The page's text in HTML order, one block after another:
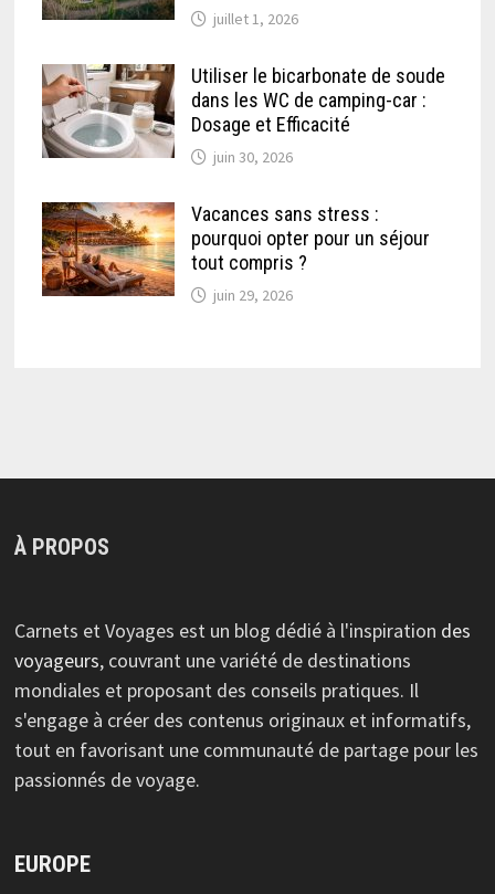
juillet 1, 2026
Utiliser le bicarbonate de soude
dans les WC de camping-car :
Dosage et Efficacité
juin 30, 2026
Vacances sans stress :
pourquoi opter pour un séjour
tout compris ?
juin 29, 2026
À PROPOS
Carnets et Voyages est un blog dédié à l'inspiration des
voyageurs, couvrant une variété de destinations
mondiales et proposant des conseils pratiques. Il
s'engage à créer des contenus originaux et informatifs,
tout en favorisant une communauté de partage pour les
passionnés de voyage.
EUROPE